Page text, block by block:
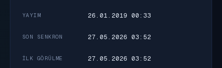
YAYIM 26.01.2019 00:33
SON SENKRON 27.05.2026 03:52
İLK GÖRÜLME 27.05.2026 03:52